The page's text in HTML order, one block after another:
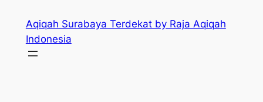
content
Aqiqah Surabaya Terdekat by Raja Aqiqah
Indonesia